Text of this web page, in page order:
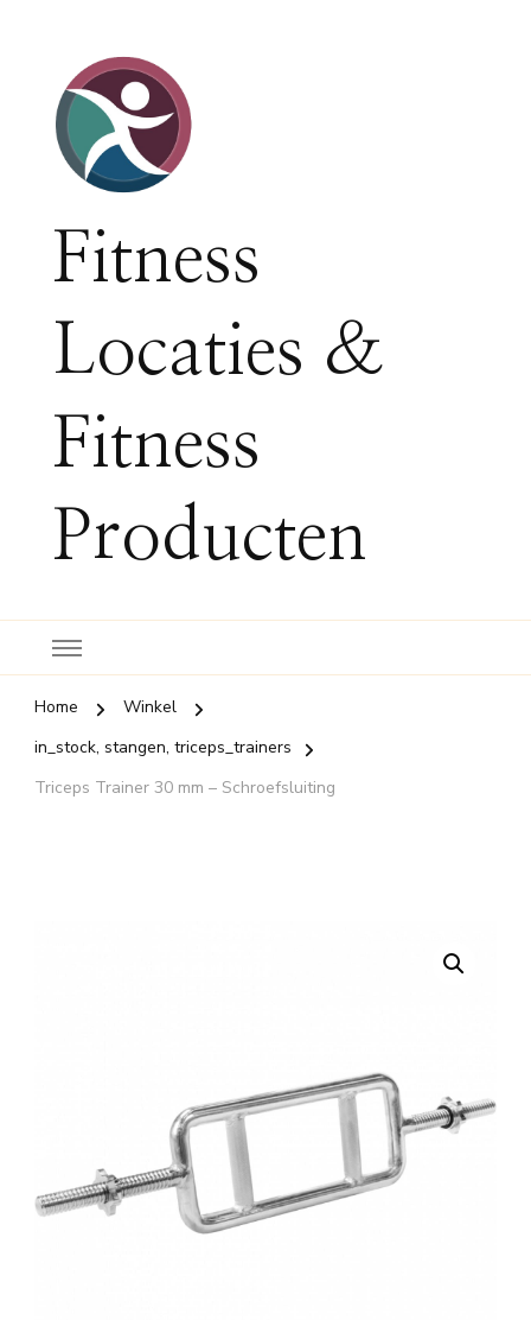
Fitness
Locaties &
Fitness
Producten
Home
Winkel
in_stock, stangen, triceps_trainers
Triceps Trainer 30 mm – Schroefsluiting